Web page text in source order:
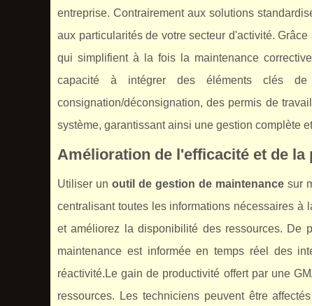
entreprise. Contrairement aux solutions
aux particularités de votre secteur d'activité.
qui simplifient à la fois la maintenance
capacité à intégrer des éléments clés
consignation/déconsignation, des permis de
système, garantissant ainsi une gestion complète
Amélioration de l'efficacité et de la
Utiliser un outil de gestion de maintenance sur
centralisant toutes les informations nécessaires à
et améliorez la disponibilité des ressources. De
maintenance est informée en temps réel des
réactivité.Le gain de productivité offert par une
ressources. Les techniciens peuvent être